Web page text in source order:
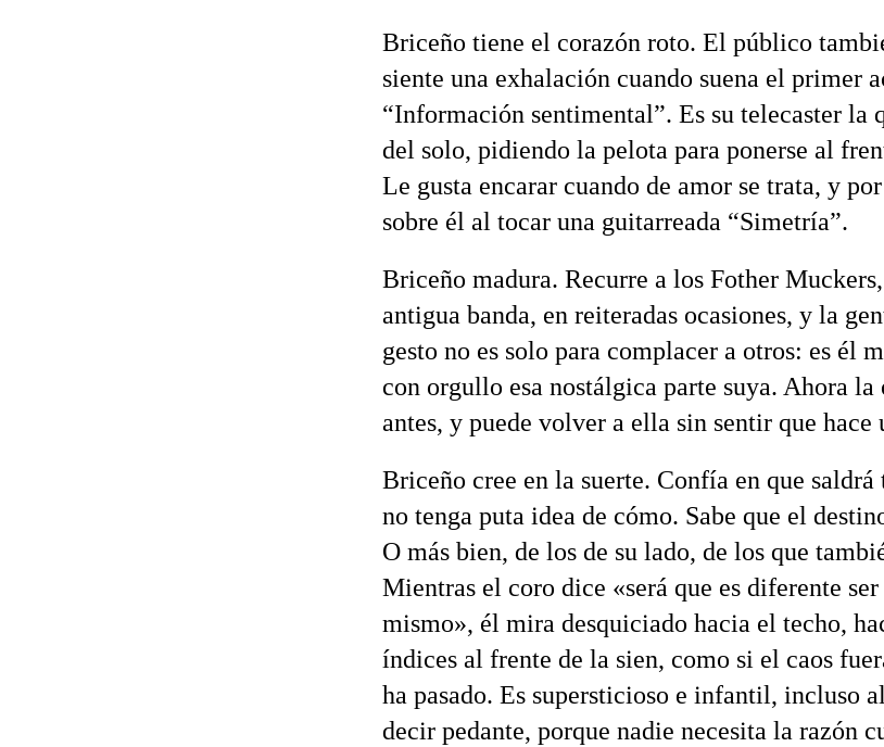
Briceño tiene el corazón roto. El público
siente una exhalación cuando suena el primer
“Información sentimental”. Es su telecaster la
del solo, pidiendo la pelota para ponerse al
Le gusta encarar cuando de amor se trata, y
sobre él al tocar una guitarreada “Simetría”.
Briceño madura. Recurre a los Fother
antigua banda, en reiteradas ocasiones, y la
gesto no es solo para complacer a otros: es él
con orgullo esa nostálgica parte suya. Ahora la
antes, y puede volver a ella sin sentir que hace
Briceño cree en la suerte. Confía en que
no tenga puta idea de cómo. Sabe que el
O más bien, de los de su lado, de los que
Mientras el coro dice «será que es diferente
mismo», él mira desquiciado hacia el techo,
índices al frente de la sien, como si el caos
ha pasado. Es supersticioso e infantil, incluso
decir pedante, porque nadie necesita la razón